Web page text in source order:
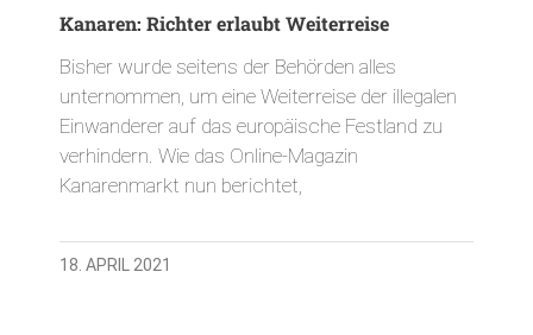
Kanaren: Richter erlaubt Weiterreise
Bisher wurde seitens der Behörden alles
unternommen, um eine Weiterreise der illegalen
Einwanderer auf das europäische Festland zu
verhindern. Wie das Online-Magazin
Kanarenmarkt nun berichtet,
18. APRIL 2021